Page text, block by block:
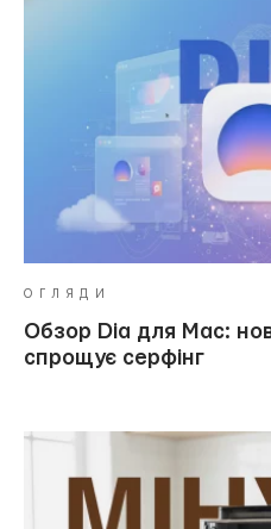
ОГЛЯДИ
Обзор Dia для Mac:
спрощує серфінг